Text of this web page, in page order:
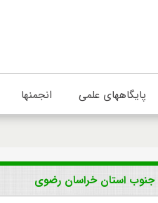
پایگاههای علمی انجمنها
جنوب استان خراسان رضوی